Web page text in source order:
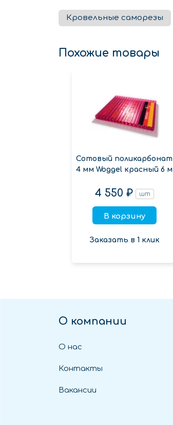
Кровельные саморезы
Похожие товары
Сотовый поликарбонат
4 мм Woggel красный 6 м
4 550 ₽ шт
В корзину
Заказать в 1 клик
О компании
О нас
Контакты
Вакансии